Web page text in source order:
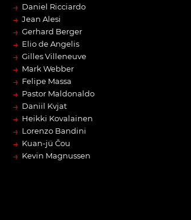
→ Daniel Ricciardo
→ Jean Alesi
→ Gerhard Berger
→ Elio de Angelis
→ Gilles Villeneuve
→ Mark Webber
→ Felipe Massa
→ Pastor Maldonaldo
→ Daniil Kvjat
→ Heikki Kovalainen
→ Lorenzo Bandini
→ Kuan-jü Čou
→ Kevin Magnussen